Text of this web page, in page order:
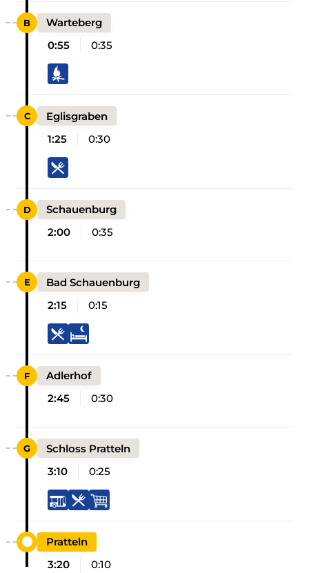
Warteberg
0:55
0:35
Eglisgraben
1:25
0:30
Schauenburg
2:00
0:35
Bad Schauenburg
2:15
0:15
Adlerhof
2:45
0:30
Schloss Pratteln
3:10
0:25
Pratteln
3:20
0:10